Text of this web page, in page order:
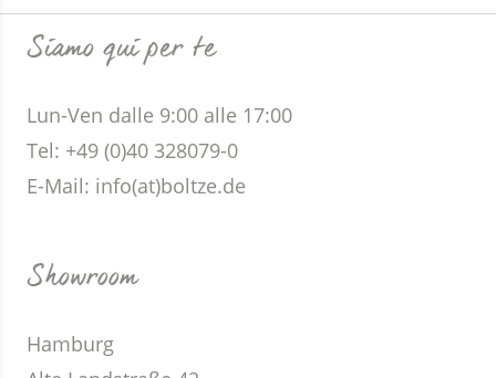
Siamo qui per te
Lun-Ven dalle 9:00 alle 17:00
Tel: +49 (0)40 328079-0
E-Mail: info(at)boltze.de
Showroom
Hamburg